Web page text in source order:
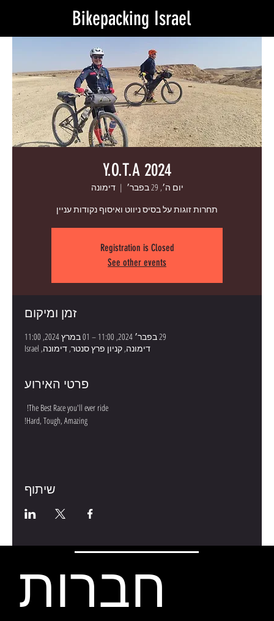
Bikepacking Israel
Y.O.T.A 2024
יום ה׳, 29 בפבר׳
  |
דימונה
תחרות זוגות על בסיס ניווט ואיסוף נקודות עניין
Registration is Closed
See other events
זמן ומיקום
29 בפבר׳ 2024, 11:00 – 01 במרץ 2024, 11:00
דימונה, קניון פרץ סנטר, דימונה, Israel
פרטי האירוע
The Best Race you'll ever ride!
Hard, Tough, Amazing!
שיתוף
חברות